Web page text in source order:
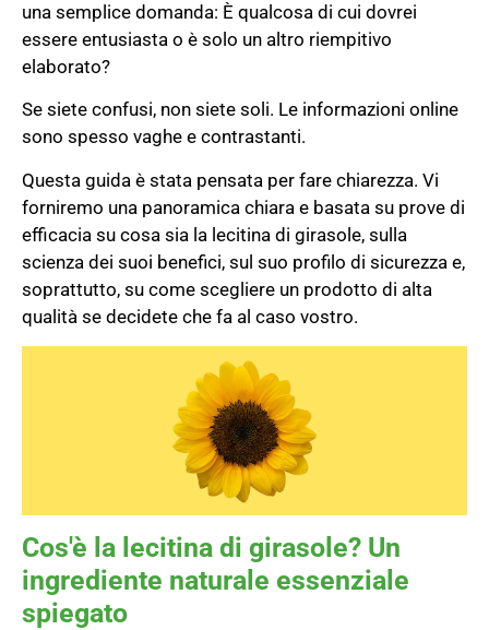
una semplice domanda: È qualcosa di cui dovrei
essere entusiasta o è solo un altro riempitivo
elaborato?
Se siete confusi, non siete soli. Le informazioni online
sono spesso vaghe e contrastanti.
Questa guida è stata pensata per fare chiarezza. Vi
forniremo una panoramica chiara e basata su prove di
efficacia su cosa sia la lecitina di girasole, sulla
scienza dei suoi benefici, sul suo profilo di sicurezza e,
soprattutto, su come scegliere un prodotto di alta
qualità se decidete che fa al caso vostro.
Cos'è la lecitina di girasole? Un
ingrediente naturale essenziale
spiegato